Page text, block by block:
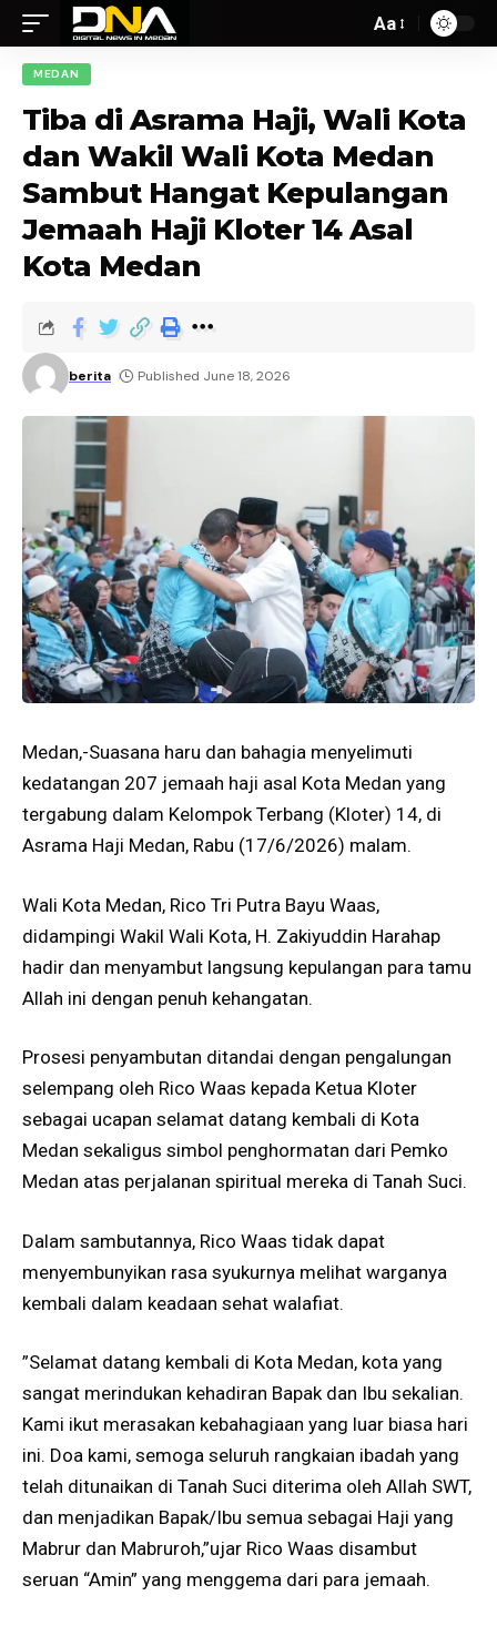
Aa
MEDAN
Tiba di Asrama Haji, Wali Kota
dan Wakil Wali Kota Medan
Sambut Hangat Kepulangan
Jemaah Haji Kloter 14 Asal
Kota Medan
berita Published June 18, 2026
Medan,-Suasana haru dan bahagia menyelimuti
kedatangan 207 jemaah haji asal Kota Medan yang
tergabung dalam Kelompok Terbang (Kloter) 14, di
Asrama Haji Medan, Rabu (17/6/2026) malam.
Wali Kota Medan, Rico Tri Putra Bayu Waas,
didampingi Wakil Wali Kota, H. Zakiyuddin Harahap
hadir dan menyambut langsung kepulangan para tamu
Allah ini dengan penuh kehangatan.
Prosesi penyambutan ditandai dengan pengalungan
selempang oleh Rico Waas kepada Ketua Kloter
sebagai ucapan selamat datang kembali di Kota
Medan sekaligus simbol penghormatan dari Pemko
Medan atas perjalanan spiritual mereka di Tanah Suci.
Dalam sambutannya, Rico Waas tidak dapat
menyembunyikan rasa syukurnya melihat warganya
kembali dalam keadaan sehat walafiat.
​”Selamat datang kembali di Kota Medan, kota yang
sangat merindukan kehadiran Bapak dan Ibu sekalian.
Kami ikut merasakan kebahagiaan yang luar biasa hari
ini. Doa kami, semoga seluruh rangkaian ibadah yang
telah ditunaikan di Tanah Suci diterima oleh Allah SWT,
dan menjadikan Bapak/Ibu semua sebagai Haji yang
Mabrur dan Mabruroh,”ujar Rico Waas disambut
seruan “Amin” yang menggema dari para jemaah.